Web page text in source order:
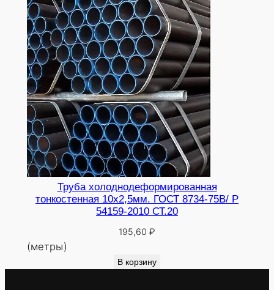
Труба холоднодеформированная
тонкостенная 10х2,5мм. ГОСТ 8734-75В/ Р
54159-2010 СТ.20
195,60 ₽
(метры)
В корзину